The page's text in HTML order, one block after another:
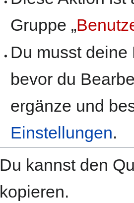
Gruppe „
Du musst
bevor du
ergänze und
Einstellungen.
Du kannst den
kopieren.